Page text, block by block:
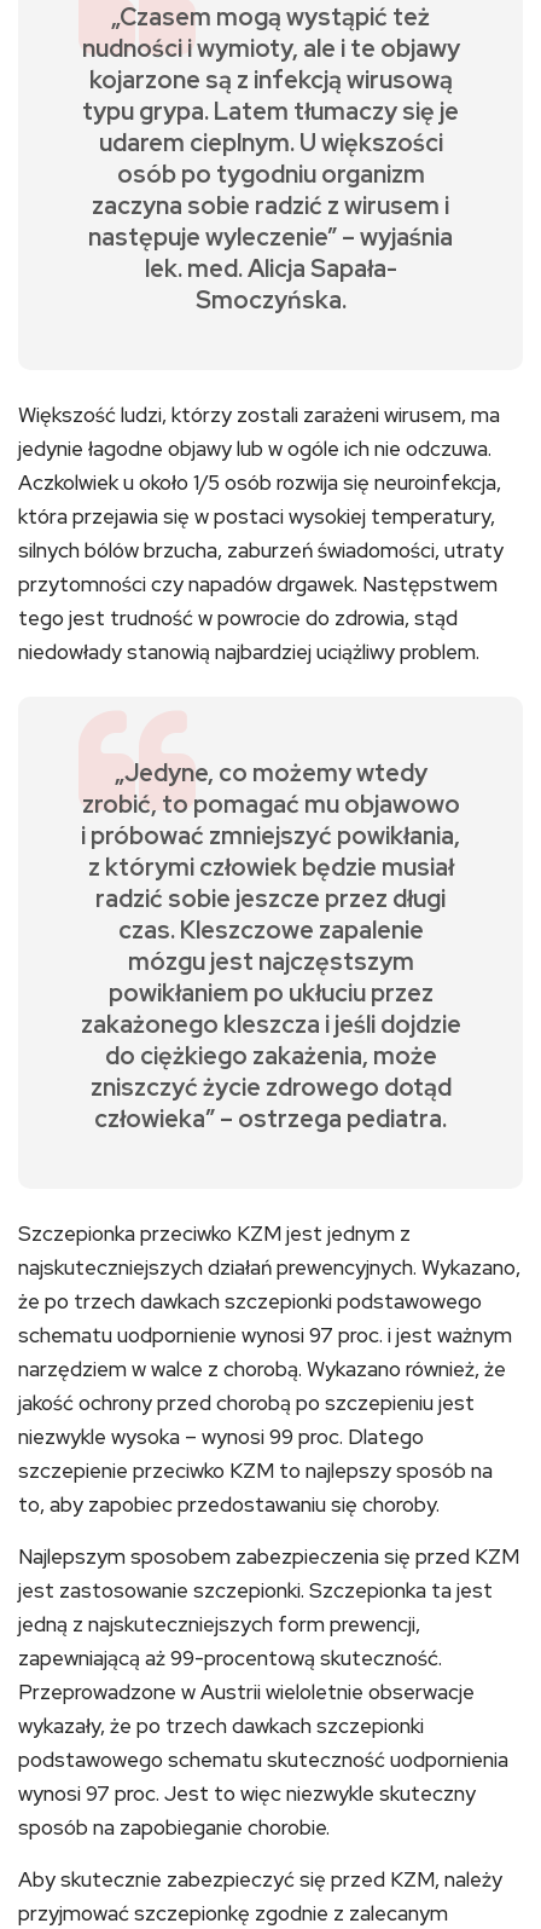
„Czasem mogą wystąpić też
nudności i wymioty, ale i te objawy
kojarzone są z infekcją wirusową
typu grypa. Latem tłumaczy się je
udarem cieplnym. U większości
osób po tygodniu organizm
zaczyna sobie radzić z wirusem i
następuje wyleczenie” – wyjaśnia
lek. med. Alicja Sapała-
Smoczyńska.
Większość ludzi, którzy zostali zarażeni wirusem, ma
jedynie łagodne objawy lub w ogóle ich nie odczuwa.
Aczkolwiek u około 1/5 osób rozwija się neuroinfekcja,
która przejawia się w postaci wysokiej temperatury,
silnych bólów brzucha, zaburzeń świadomości, utraty
przytomności czy napadów drgawek. Następstwem
tego jest trudność w powrocie do zdrowia, stąd
niedowłady stanowią najbardziej uciążliwy problem.
„Jedyne, co możemy wtedy
zrobić, to pomagać mu objawowo
i próbować zmniejszyć powikłania,
z którymi człowiek będzie musiał
radzić sobie jeszcze przez długi
czas. Kleszczowe zapalenie
mózgu jest najczęstszym
powikłaniem po ukłuciu przez
zakażonego kleszcza i jeśli dojdzie
do ciężkiego zakażenia, może
zniszczyć życie zdrowego dotąd
człowieka” – ostrzega pediatra.
Szczepionka przeciwko KZM jest jednym z
najskuteczniejszych działań prewencyjnych. Wykazano,
że po trzech dawkach szczepionki podstawowego
schematu uodpornienie wynosi 97 proc. i jest ważnym
narzędziem w walce z chorobą. Wykazano również, że
jakość ochrony przed chorobą po szczepieniu jest
niezwykle wysoka – wynosi 99 proc. Dlatego
szczepienie przeciwko KZM to najlepszy sposób na
to, aby zapobiec przedostawaniu się choroby.
Najlepszym sposobem zabezpieczenia się przed KZM
jest zastosowanie szczepionki. Szczepionka ta jest
jedną z najskuteczniejszych form prewencji,
zapewniającą aż 99-procentową skuteczność.
Przeprowadzone w Austrii wieloletnie obserwacje
wykazały, że po trzech dawkach szczepionki
podstawowego schematu skuteczność uodpornienia
wynosi 97 proc. Jest to więc niezwykle skuteczny
sposób na zapobieganie chorobie.
Aby skutecznie zabezpieczyć się przed KZM, należy
przyjmować szczepionkę zgodnie z zalecanym